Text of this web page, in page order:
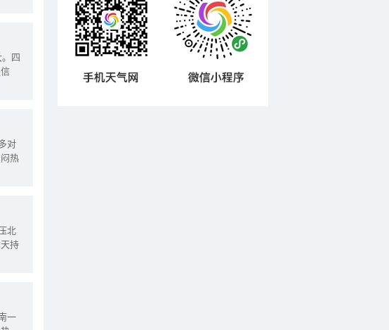
四
对
热
北
持
一